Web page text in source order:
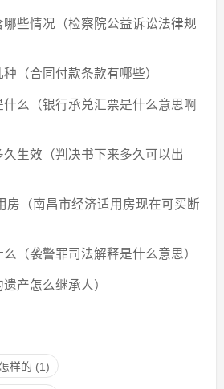
些情况（检察院公益诉讼法律规
（合同付款条款有哪些）
么（银行承兑汇票是什么意思啊
生效（判决书下来多久可以出
房（南昌市经济适用房现在可买断
（袭警罪司法解释是什么意思）
产怎么继承人）
样的 (1)